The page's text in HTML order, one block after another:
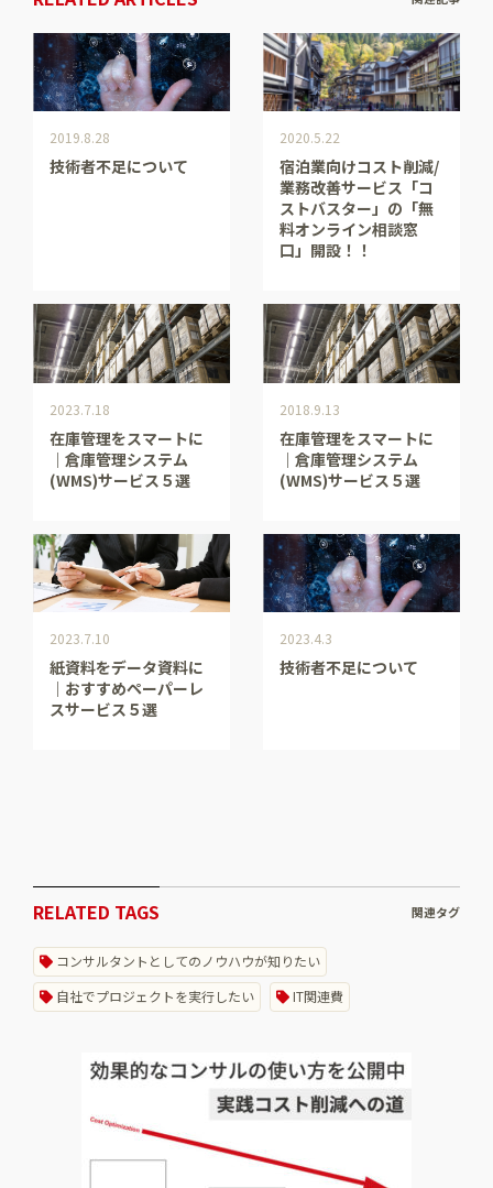
2019.8.28
技術者不足について
2020.5.22
宿泊業向けコスト削減/
業務改善サービス「コ
ストバスター」の「無
料オンライン相談窓
口」開設！！
2023.7.18
在庫管理をスマートに
｜倉庫管理システム
(WMS)サービス５選
2018.9.13
在庫管理をスマートに
｜倉庫管理システム
(WMS)サービス５選
2023.7.10
紙資料をデータ資料に
｜おすすめペーパーレ
スサービス５選
2023.4.3
技術者不足について
RELATED TAGS 関連タグ
コンサルタントとしてのノウハウが知りたい
自社でプロジェクトを実行したい
IT関連費